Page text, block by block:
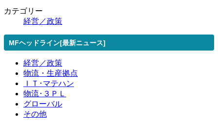
カテゴリー
経営／政策
MFヘッドライン[最新ニュース]
経営／政策
物流・生産拠点
ＩＴ･マテハン
物流･３ＰＬ
グローバル
その他